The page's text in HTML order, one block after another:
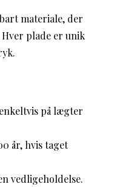
materiale, der
plade er unik
på lægter
år, hvis taget
vedligeholdelse.